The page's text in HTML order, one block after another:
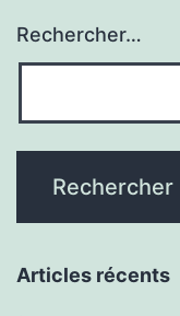
Rechercher…
Articles récents